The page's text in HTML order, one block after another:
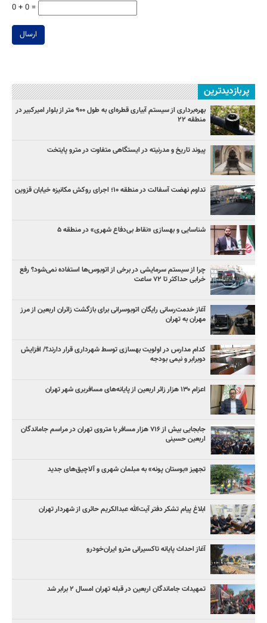
0 + 0 =
ارسال
پربازدیدترین
بهره‌برداری از سیستم آبیاری قطره‌ای به طول ۹۰۰ متر از بلوار امیرکبیر در
منطقه ۲۲
پیوند تاریخ و مدرنیته در ایستگاهی متفاوت در مترو پایتخت
تداوم نهضت آسفالت در منطقه ۱۰؛ اجرای روکش مکانیزه خیابان قزوین
شناسایی و بهسازی «نقاط بی‌دفاع شهری» در منطقه ۵
چرا از سیستم سرمایشی در برخی از اتوبوس‌ها استفاده نمی‌شود؟ رفع
خرابی حداکثر تا ۷۲ ساعت
آغاز خدمت‌رسانی رایگان اتوبوسرانی برای بازگشت زائران اربعین از مرز
مهران به تهران
کدام مدارس در اولویت بهسازی توسط شهرداری قرار دارند؟/ افزایش
دوبرابر و نیمی بودجه
اعزام ۱۳۰ هزار زائر اربعین از پایانه‌های مسافربری شهر تهران
جابجایی بیش از ۷۱۶ هزار مسافر با متروی تهران در مراسم جاماندگان
اربعین حسینی
تجهیز «بوستان پونه» به مبلمان شهری و آلاچیق‌های جدید
ابلاغ پیام تشکر دفتر آیت‌الله عبدالکریم حائری از شهردار تهران
آغاز احداث پایانه تاکسیرانی مترو ایران‌خودرو
تمهیدات جاماندگان اربعین در قبله تهران امسال ۲ برابر شد